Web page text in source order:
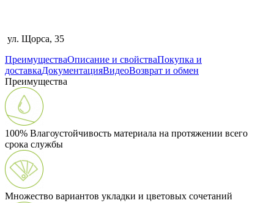
ул. Щорса, 35
ПреимуществаОписание и свойстваПокупка и
доставкаДокументацияВидеоВозврат и обмен
Преимущества
100% Влагоустойчивость материала на протяжении всего
срока службы
Множество вариантов укладки и цветовых сочетаний